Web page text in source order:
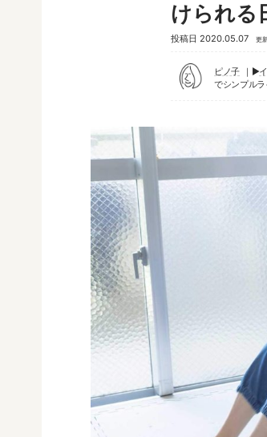
けられる
投稿日 2020.05.07 更
ピノ子 ▶︎
でシンプルラ